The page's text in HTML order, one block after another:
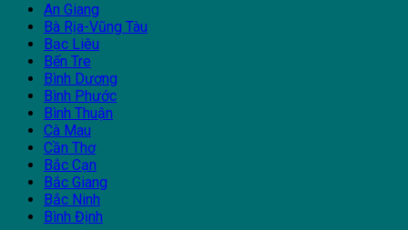
An Giang
Bà Rịa-Vũng Tàu
Bạc Liêu
Bến Tre
Bình Dương
Bình Phước
Bình Thuận
Cà Mau
Cần Thơ
Bắc Cạn
Bắc Giang
Bắc Ninh
Bình Định